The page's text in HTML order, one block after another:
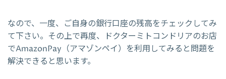
なので、一度、ご自身の銀行口座の残高をチェックしてみ
て下さい。その上で再度、ドクターミトコンドリアのお店
でAmazonPay（アマゾンペイ）を利用してみると問題を
解決できると思います。